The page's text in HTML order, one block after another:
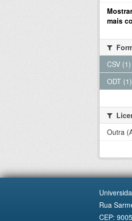
mais
CSV (1)
ODT (1)
Outra
Rua
CEP: